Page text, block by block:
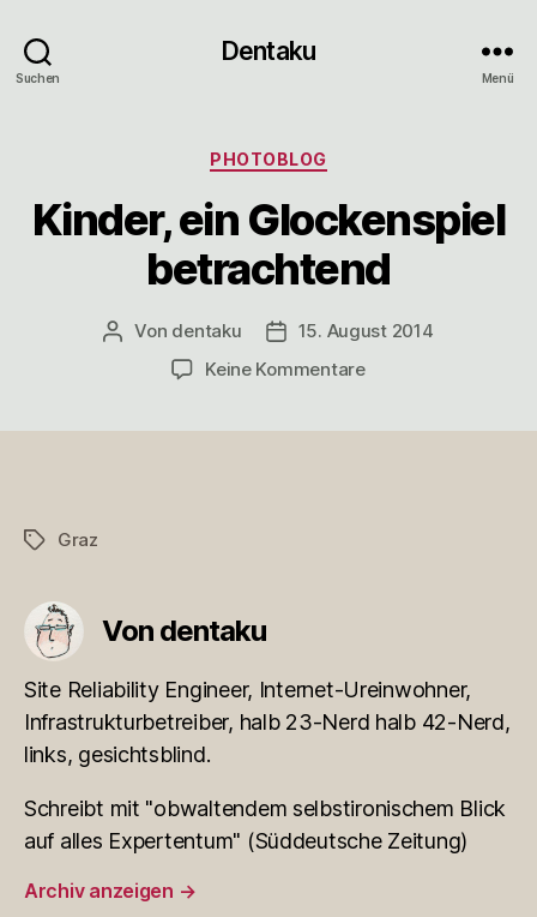
Suchen
Dentaku
Menü
Kategorien
PHOTOBLOG
Kinder, ein Glockenspiel
betrachtend
Beitragsautor
Von dentaku Veröffentlichungsdatum
15. August 2014
Keine Kommentarezu
Schlagwörter
Graz
Von dentaku
Site Reliability Engineer, Internet-Ureinwohner,
Infrastrukturbetreiber, halb 23-Nerd halb 42-Nerd,
links, gesichtsblind.
Schreibt mit "obwaltendem selbstironischem Blick
auf alles Expertentum" (Süddeutsche Zeitung)
Archiv anzeigen →